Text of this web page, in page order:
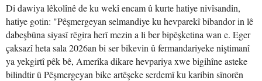
Di dawiya lêkolînê de ku wekî encam û kurte hatiye nivîsandin,
hatiye gotin: "Pêşmergeyan selmandiye ku hevparekî bibandor in lê
dabeşbûna siyasî rêgira herî mezin a li ber bipêşketina wan e. Eger
çaksazî heta sala 2026an bi ser bikevin û fermandariyeke niştimanî
ya yekgirtî pêk bê, Amerîka dikare hevpariya xwe bigihîne asteke
bilindtir û Pêşmergeyan bike artêşeke serdemî ku karibin sînorên